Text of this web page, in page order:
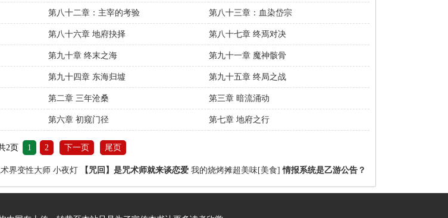
第八十二章：主宰的考验 第八十三章：血染岱宗
第八十六章 地府抉择 第八十七章 终焉对决
第九十章 终末之海 第九十一章 魔神骸骨
第九十四章 东海归墟 第九十五章 终局之战
第二章 三年沧桑 第三章 暗流涌动
第六章 初窥门径 第七章 地府之行
2页 1 2 下一页 尾页
界变性大师 小夜灯 【咒回】是咒术师就来谈恋爱 我的烧烤摊超美味[美食] 情报系统是乙游公告？